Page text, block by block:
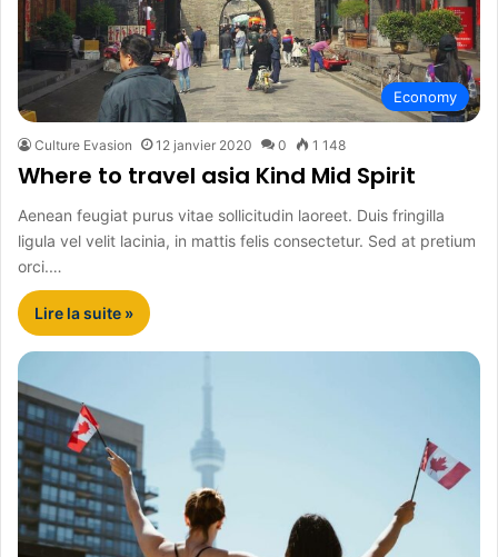
Economy
Culture Evasion 12 janvier 2020 0 1 148
Where to travel asia Kind Mid Spirit
Aenean feugiat purus vitae sollicitudin laoreet. Duis fringilla
ligula vel velit lacinia, in mattis felis consectetur. Sed at pretium
orci.…
Lire la suite »